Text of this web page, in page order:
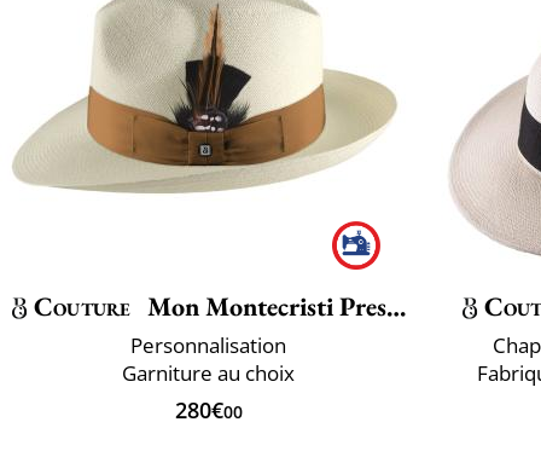
Couture Mon Montecristi Prestigio
Personnalisation
Garniture au choix
280€00